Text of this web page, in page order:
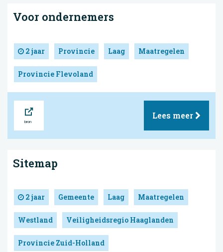
Voor ondernemers
2 jaar Provincie Laag Maatregelen
Provincie Flevoland
Lees meer
Sitemap
2 jaar Gemeente Laag Maatregelen
Westland Veiligheidsregio Haaglanden
Provincie Zuid-Holland